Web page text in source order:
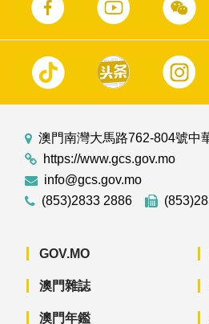
澳門南灣大馬路762-804號中
https://www.gcs.gov.mo
info@gcs.gov.mo
(853)2833 2886
GOV.MO
澳門雜誌
澳門年鑑